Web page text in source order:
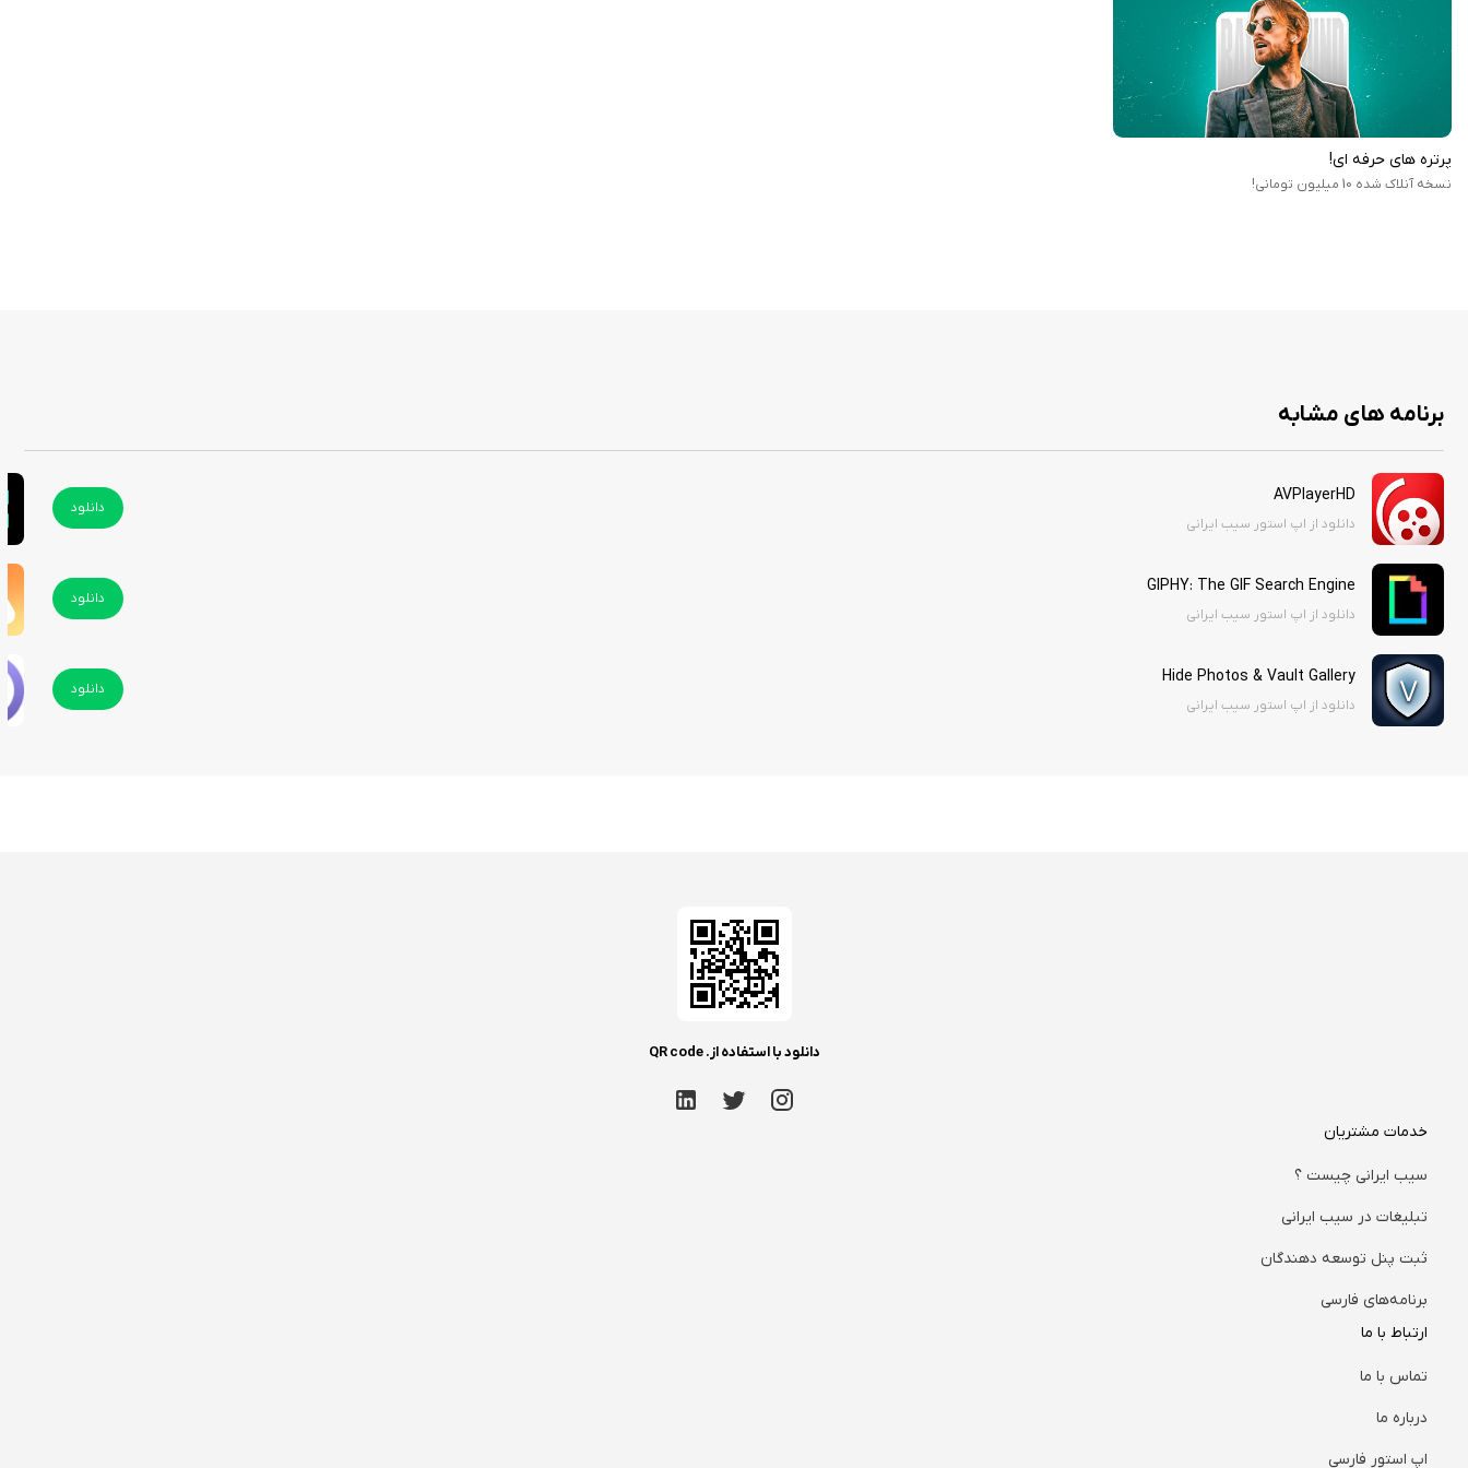
پرتره‌ های حرفه‌ ای!
نسخه آنلاک شده 10 میلیون تومانی!
برنامه های مشابه
AVPlayerHD
دانلود از اپ استور سیب ایرانی
دانلود
GIPHY: The GIF Search Engine
دانلود از اپ استور سیب ایرانی
دانلود
Hide Photos & Vault Gallery
دانلود از اپ استور سیب ایرانی
دانلود
دانلود با استفاده از. QR code
خدمات مشتریان
سیب ایرانی چیست ؟
تبلیغات در سیب ایرانی
ثبت پنل توسعه دهندگان
برنامه‌های فارسی
ارتباط با ما
تماس با ما
درباره ما
اپ استور فارسی